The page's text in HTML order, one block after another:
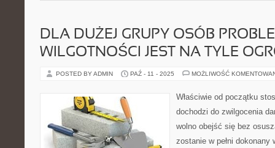
DLA DUŻEJ GRUPY OSÓB
WILGOTNOŚCI JEST NA TYLE
POSTED BY ADMIN PAŹ - 11 - 2025 MOŻLIWOŚĆ
Właściwie od początku
dochodzi do zwilgocenia
wolno obejść się bez
zostanie w pełni dokonany